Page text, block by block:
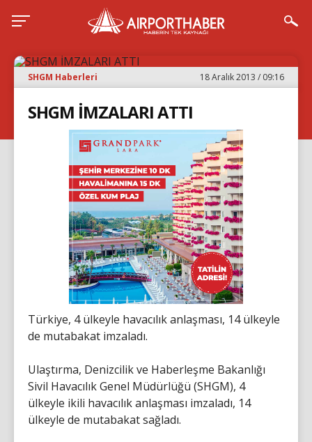
SHGM Haberleri 18 Aralık 2013 / 09:16
SHGM İMZALARI ATTI
Türkiye, 4 ülkeyle havacılık anlaşması, 14 ülkeyle
de mutabakat imzaladı.
Ulaştırma, Denizcilik ve Haberleşme Bakanlığı
Sivil Havacılık Genel Müdürlüğü (SHGM), 4
ülkeyle ikili havacılık anlaşması imzaladı, 14
ülkeyle de mutabakat sağladı.